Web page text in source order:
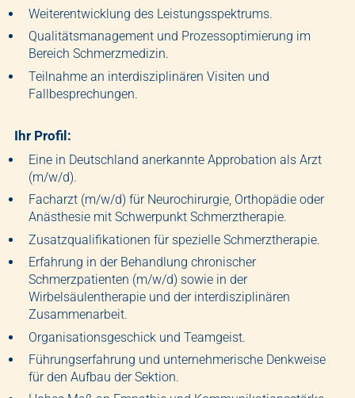
Weiterentwicklung des Leistungsspektrums.
Qualitätsmanagement und Prozessoptimierung im
Bereich Schmerzmedizin.
Teilnahme an interdisziplinären Visiten und
Fallbesprechungen.
Ihr Profil:
Eine in Deutschland anerkannte Approbation als Arzt
(m/w/d).
Facharzt (m/w/d) für Neurochirurgie, Orthopädie oder
Anästhesie mit Schwerpunkt Schmerztherapie.
Zusatzqualifikationen für spezielle Schmerztherapie.
Erfahrung in der Behandlung chronischer
Schmerzpatienten (m/w/d) sowie in der
Wirbelsäulentherapie und der interdisziplinären
Zusammenarbeit.
Organisationsgeschick und Teamgeist.
Führungserfahrung und unternehmerische Denkweise
für den Aufbau der Sektion.